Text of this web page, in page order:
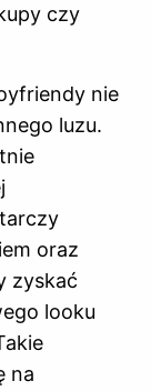
czy
nie
luzu.
oraz
zyskać
looku
na